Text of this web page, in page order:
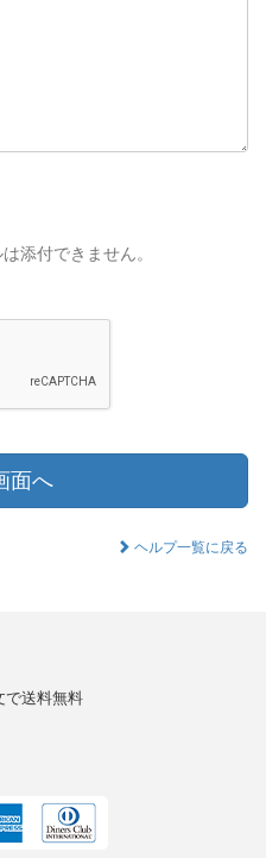
添付できません。
面へ
ヘルプ一覧に戻る
で送料無料